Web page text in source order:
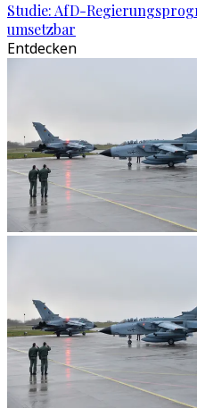
Studie: AfD-
umsetzbar
Entdecken